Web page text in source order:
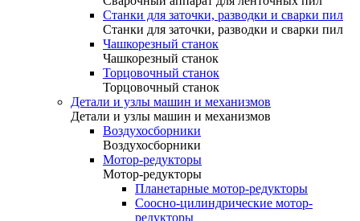
Станки для заточки, разводки и сварки пил
Станки для заточки, разводки и сварки пил
Чашкорезный станок
Чашкорезный станок
Торцовочный станок
Торцовочный станок
Детали и узлы машин и механизмов
Детали и узлы машин и механизмов
Воздухосборники
Воздухосборники
Мотор-редукторы
Мотор-редукторы
Планетарные мотор-редукторы
Соосно-цилиндрические мотор-
редукторы